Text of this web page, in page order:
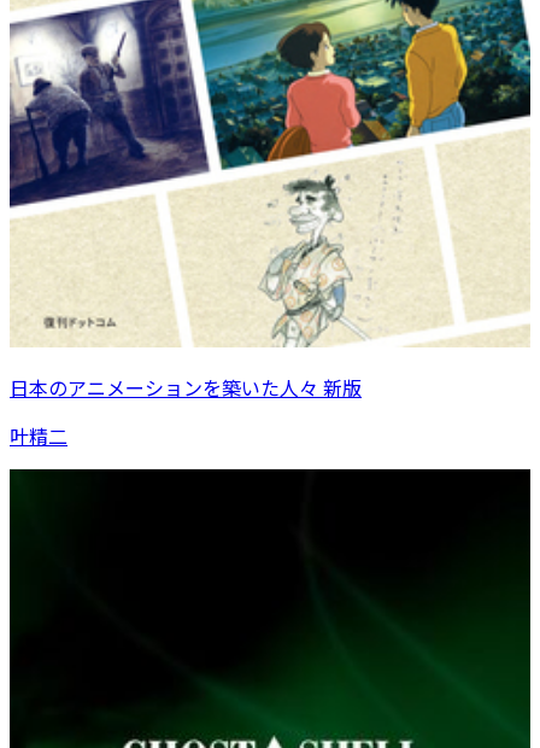
日本のアニメーションを築いた人々 新版
叶精二